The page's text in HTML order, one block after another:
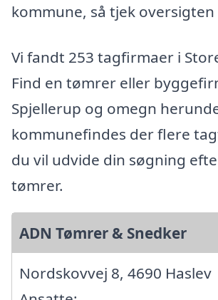
kommune, så tjek
Vi fandt 253 tagfirmaer i
Find en tømrer eller
Spjellerup og omegn
kommunefindes der flere
du vil udvide din søgning
tømrer.
ADN Tømrer & Snedker
Nordskovvej 8, 4690 Haslev